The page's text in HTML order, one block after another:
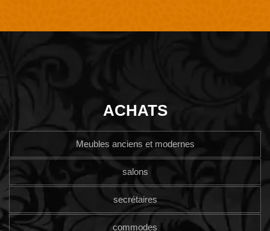
ACHATS
Meubles anciens et modernes
salons
secrétaires
commodes